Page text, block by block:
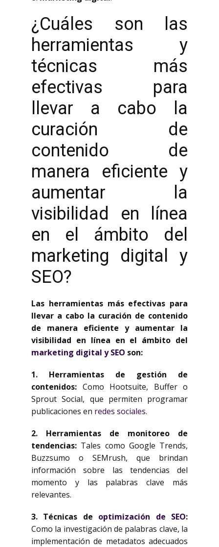
¿Cuáles son las
herramientas y
técnicas más
efectivas para
llevar a cabo la
curación de
contenido de
manera eficiente y
aumentar la
visibilidad en línea
en el ámbito del
marketing digital y
SEO?
Las herramientas más efectivas para
llevar a cabo la curación de contenido
de manera eficiente y aumentar la
visibilidad en línea en el ámbito del
marketing digital y SEO son:
1. Herramientas de gestión de
contenidos: Como Hootsuite, Buffer o
Sprout Social, que permiten programar
publicaciones en redes sociales.
2. Herramientas de monitoreo de
tendencias: Tales como Google Trends,
Buzzsumo o SEMrush, que brindan
información sobre las tendencias del
momento y las palabras clave más
relevantes.
3. Técnicas de optimización de SEO:
Como la investigación de palabras clave, la
implementación de metadatos adecuados